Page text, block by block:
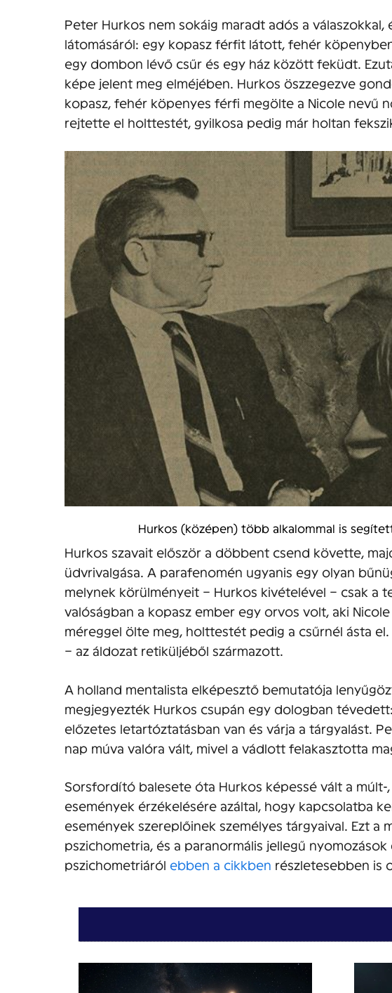
Peter Hurkos nem sokáig maradt adós a válaszokkal,
látomásáról: egy kopasz férfit látott, fehér
egy dombon lévő csűr és egy ház között feküdt.
képe jelent meg elméjében. Hurkos öszzegezve
kopasz, fehér köpenyes férfi megölte a Nicole nevű
rejtette el holttestét, gyilkosa pedig már holtan
Hurkos (középen) több alkalommal is
Hurkos szavait először a döbbent csend követte,
üdvrivalgása. A parafenomén ugyanis egy olyan
melynek körülményeit – Hurkos kivételével – csak a
valóságban a kopasz ember egy orvos volt, aki
méreggel ölte meg, holttestét pedig a csűrnél ásta
– az áldozat retiküljéből származott.
A holland mentalista elképesztő bemutatója
megjegyezték Hurkos csupán egy dologban
előzetes letartóztatásban van és várja a tárgyalást.
nap múva valóra vált, mivel a vádlott felakasztotta
Sorsfordító balesete óta Hurkos képessé vált a
események érzékelésére azáltal, hogy kapcsolatba
események szereplőinek személyes tárgyaival. Ezt a
pszichometria, és a paranormális jellegű
pszichometriáról ebben a cikkben részletesebben is